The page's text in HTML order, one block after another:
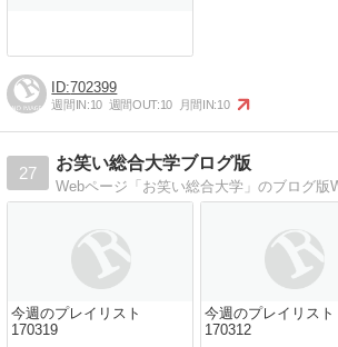
702399
週間IN:10 週間OUT:10 月間IN:10
27
お笑い総合大学ブログ版
今週のプレイリスト
170319
今週のプレイリスト
170312